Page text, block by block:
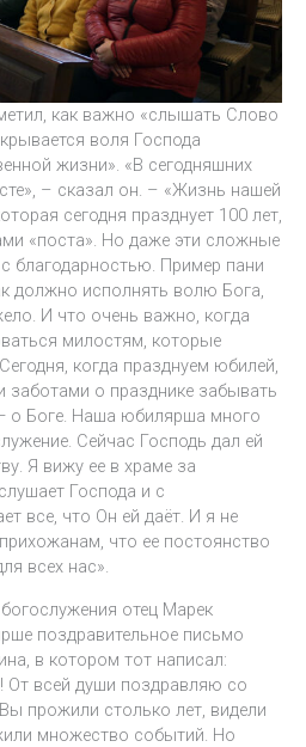
как важно «слышать Слово
воля Господа
жизни». «В сегодняшних
– сказал он. – «Жизнь нашей
сегодня празднует 100 лет,
«поста». Но даже эти сложные
благодарностью. Пример пани
должно исполнять волю Бога,
И что очень важно, когда
милостям, которые
когда празднуем юбилей,
о празднике забывать
о Боге. Наша юбилярша много
Сейчас Господь дал ей
Я вижу ее в храме за
Господа и с
все, что Он ей даёт. И я не
что ее постоянство
всех нас».
отец Марек
поздравительное письмо
в котором тот написал:
От всей души поздравляю со
прожили столько лет, видели
множество событий. Но